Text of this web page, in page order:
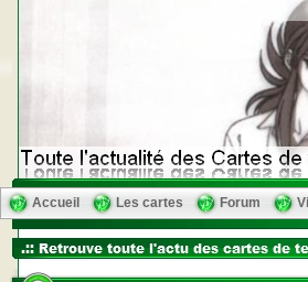
Accueil Les cartes Forum